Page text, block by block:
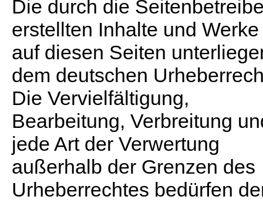
Die durch die
erstellten Inhalte und Werke
auf diesen Seiten
dem deutschen
Die Vervielfältigung,
Bearbeitung, Verbreitung
jede Art der Verwertung
außerhalb der Grenzen des
Urheberrechtes bedürfen